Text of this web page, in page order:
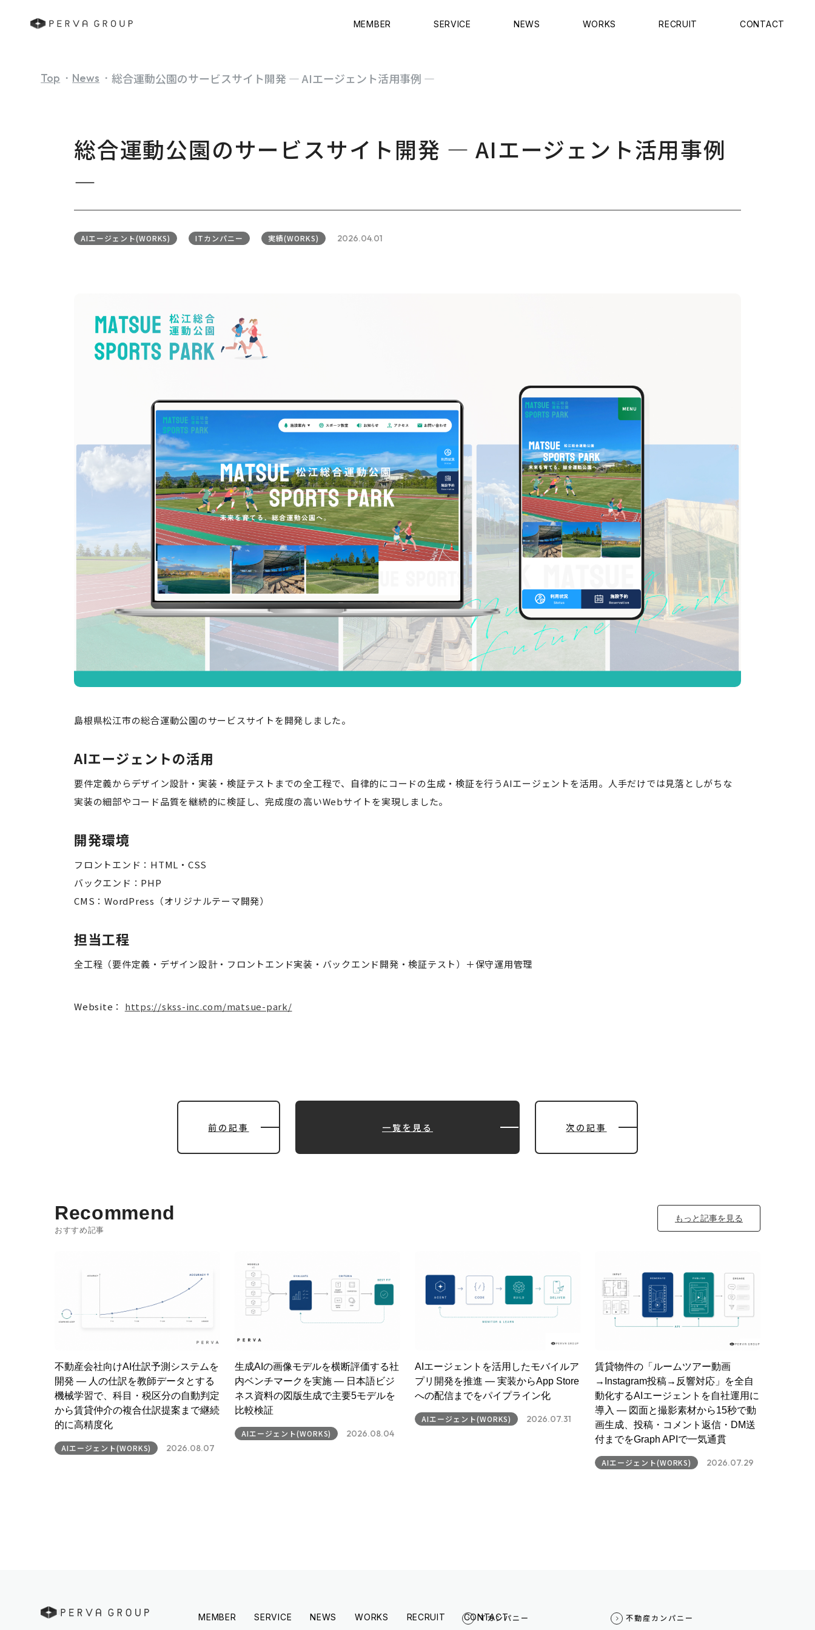
MEMBER SERVICE NEWS WORKS RECRUIT CONTACT
Top News 総合運動公園のサービスサイト開発 ― AIエージェント活用事例 ―
総合運動公園のサービスサイト開発 ― AIエージェント活用事例
―
AIエージェント(WORKS) ITカンパニー 実績(WORKS) 2026.04.01
島根県松江市の総合運動公園のサービスサイトを開発しました。
AIエージェントの活用
要件定義からデザイン設計・実装・検証テストまでの全工程で、自律的にコードの生成・検証を行うAIエージェントを活用。人手だけでは見落としがちな
実装の細部やコード品質を継続的に検証し、完成度の高いWebサイトを実現しました。
開発環境
フロントエンド：HTML・CSS
バックエンド：PHP
CMS：WordPress（オリジナルテーマ開発）
担当工程
全工程（要件定義・デザイン設計・フロントエンド実装・バックエンド開発・検証テスト）＋保守運用管理
Website： https://skss-inc.com/matsue-park/
前の記事 一覧を見る 次の記事
Recommend
おすすめ記事
もっと記事を見る
不動産会社向けAI仕訳予測システムを
開発 ― 人の仕訳を教師データとする
機械学習で、科目・税区分の自動判定
から賃貸仲介の複合仕訳提案まで継続
的に高精度化
AIエージェント(WORKS) 2026.08.07
生成AIの画像モデルを横断評価する社
内ベンチマークを実施 ― 日本語ビジ
ネス資料の図版生成で主要5モデルを
比較検証
AIエージェント(WORKS) 2026.08.04
AIエージェントを活用したモバイルア
プリ開発を推進 ― 実装からApp Store
への配信までをパイプライン化
AIエージェント(WORKS) 2026.07.31
賃貸物件の「ルームツアー動画
→Instagram投稿→反響対応」を全自
動化するAIエージェントを自社運用に
導入 ― 図面と撮影素材から15秒で動
画生成、投稿・コメント返信・DM送
付までをGraph APIで一気通貫
AIエージェント(WORKS) 2026.07.29
MEMBER SERVICE NEWS WORKS RECRUIT CONTACT
ITカンパニー 不動産カンパニー